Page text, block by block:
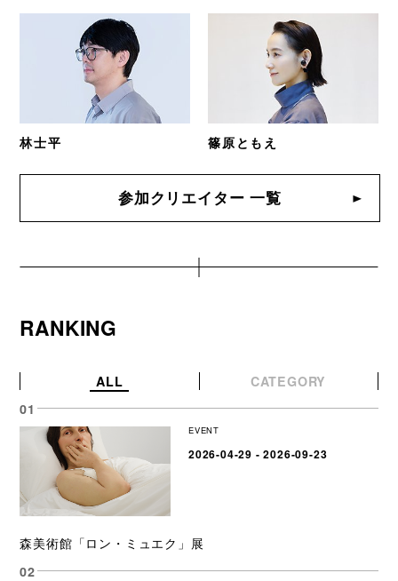
林士平 篠原ともえ
参加クリエイター 一覧
RANKING
ALL CATEGORY
EVENT
2026-04-29 - 2026-09-23
森美術館「ロン・ミュエク」展